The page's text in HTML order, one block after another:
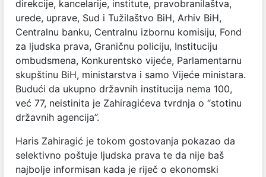
direkcije, kancelarije, institute, pravobranilaštva,
urede, uprave, Sud i Tužilaštvo BiH, Arhiv BiH,
Centralnu banku, Centralnu izbornu komisiju, Fond
za ljudska prava, Graničnu policiju, Instituciju
ombudsmena, Konkurentsko vijeće, Parlamentarnu
skupštinu BiH, ministarstva i samo Vijeće ministara.
Budući da ukupno državnih institucija nema 100,
već 77, neistinita je Zahiragićeva tvrdnja o “stotinu
državnih agencija”.
Haris Zahiragić je tokom gostovanja pokazao da
selektivno poštuje ljudska prava te da nije baš
najbolje informisan kada je riječ o ekonomski